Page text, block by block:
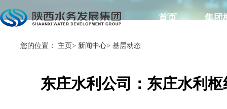
首页 集团
您的位置： 主页> 新闻中心> 基层动态
东庄水利公司：东庄水利